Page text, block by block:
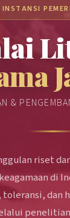
&
riset
di
toleransi, dan